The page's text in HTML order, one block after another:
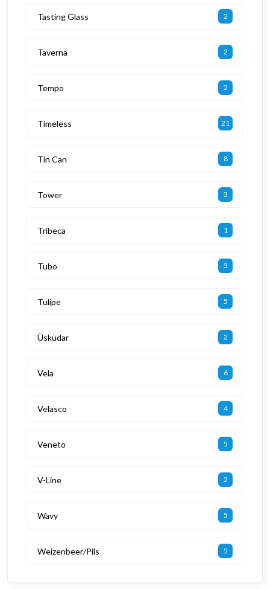
Tasting Glass 2
Taverna 2
Tempo 2
Timeless 21
Tin Can 8
Tower 3
Tribeca 1
Tubo 3
Tulipe 5
Üsküdar 2
Vela 6
Velasco 4
Veneto 5
V-Line 2
Wavy 5
Weizenbeer/Pils 5